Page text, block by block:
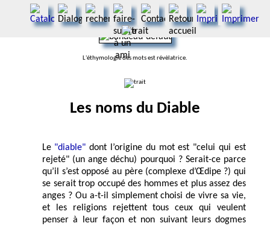
L'éthymologie des mots est révèlatrice.
Les noms du Diable
Le "diable" dont l’origine du mot est "celui qui est
rejeté" (un ange déchu) pourquoi ? Serait-ce parce
qu’il s’est opposé au père (complexe d’Œdipe ?) qui
se serait trop occupé des hommes et plus assez des
anges ? Ou a-t-il simplement choisi de vivre sa vie,
et les religions rejettent tous ceux qui veulent
penser à leur façon et non suivant leurs dogmes